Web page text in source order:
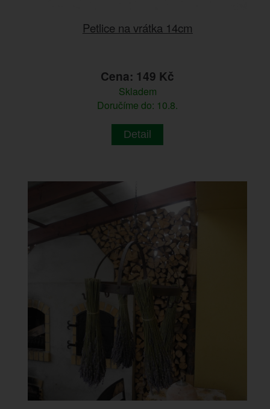
Petlice na vrátka 14cm
Cena: 149 Kč
Skladem
Doručíme do: 10.8.
Detail